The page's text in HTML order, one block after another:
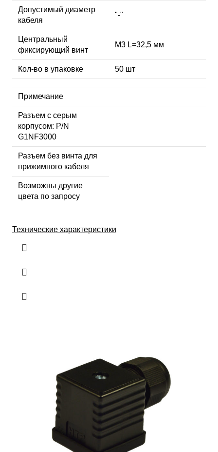
Допустимый диаметр
кабеля
"-"
Центральный
фиксирующий винт
М3 L=32,5 мм
Кол-во в упаковке 50 шт
Примечание
Разъем с серым
корпусом: P/N
G1NF3000
Разъем без винта для
прижимного кабеля
Возможны другие
цвета по запросу
Технические характеристики